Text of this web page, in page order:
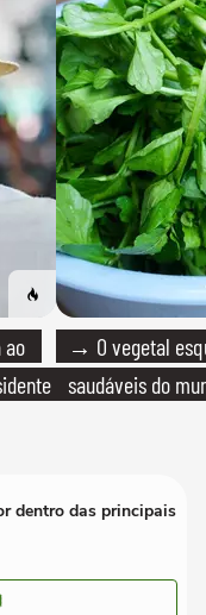
→ O vegetal
saudáveis do
dentro das principais